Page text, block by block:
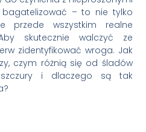
– to nie tylko
przede wszystkim realne
skutecznie walczyć ze
zidentyfikować wroga. Jak
czym różnią się od śladów
szczury i dlaczego są tak